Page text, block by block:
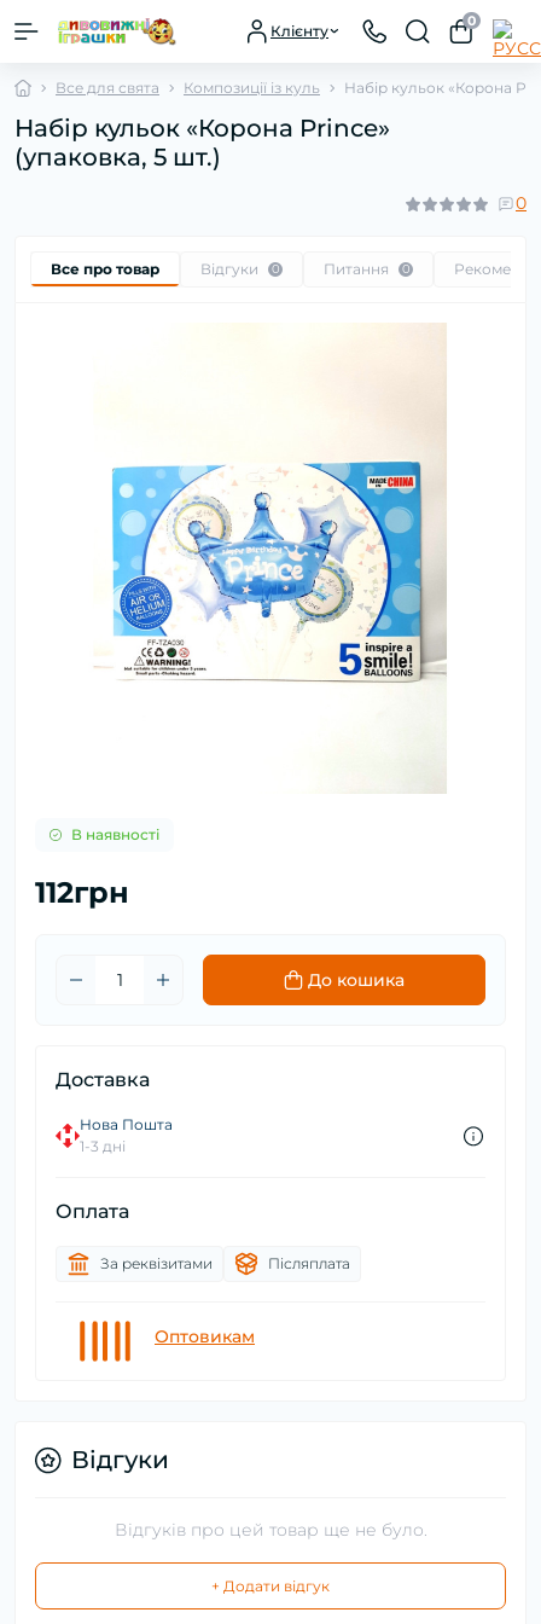
Клієнту
0
Все для свята Композиції із куль Набір кульок «Корона
Набір кульок «Корона Prince»
(упаковка, 5 шт.)
0
Все про товар Відгуки 0 Питання 0
В наявності
112грн
До кошика
Доставка
Нова Пошта
1-3 дні
Оплата
За реквізитами Післяплата
Оптовикам
Відгуки
Відгуків про цей товар ще не було.
+ Додати відгук